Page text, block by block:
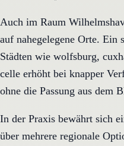
Auch im Raum
auf nahegelegene Orte.
Städten wie wolfsburg,
celle erhöht bei knapper
ohne die Passung aus dem
In der Praxis bewährt sich
über mehrere regionale